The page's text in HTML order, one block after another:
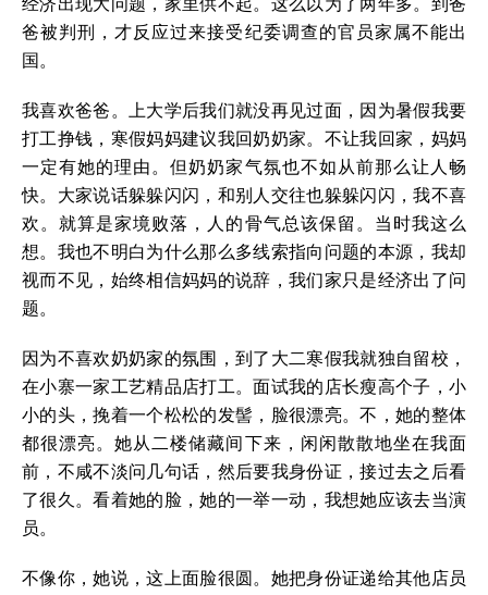
爸被判刑，才反应过来接受纪委调查的官员家属不能出
国。
我喜欢爸爸。上大学后我们就没再见过面，因为暑假我要
打工挣钱，寒假妈妈建议我回奶奶家。不让我回家，妈妈
一定有她的理由。但奶奶家气氛也不如从前那么让人畅
快。大家说话躲躲闪闪，和别人交往也躲躲闪闪，我不喜
欢。就算是家境败落，人的骨气总该保留。当时我这么
想。我也不明白为什么那么多线索指向问题的本源，我却
视而不见，始终相信妈妈的说辞，我们家只是经济出了问
题。
因为不喜欢奶奶家的氛围，到了大二寒假我就独自留校，
在小寨一家工艺精品店打工。面试我的店长瘦高个子，小
小的头，挽着一个松松的发髻，脸很漂亮。不，她的整体
都很漂亮。她从二楼储藏间下来，闲闲散散地坐在我面
前，不咸不淡问几句话，然后要我身份证，接过去之后看
了很久。看着她的脸，她的一举一动，我想她应该去当演
员。
不像你，她说，这上面脸很圆。她把身份证递给其他店员